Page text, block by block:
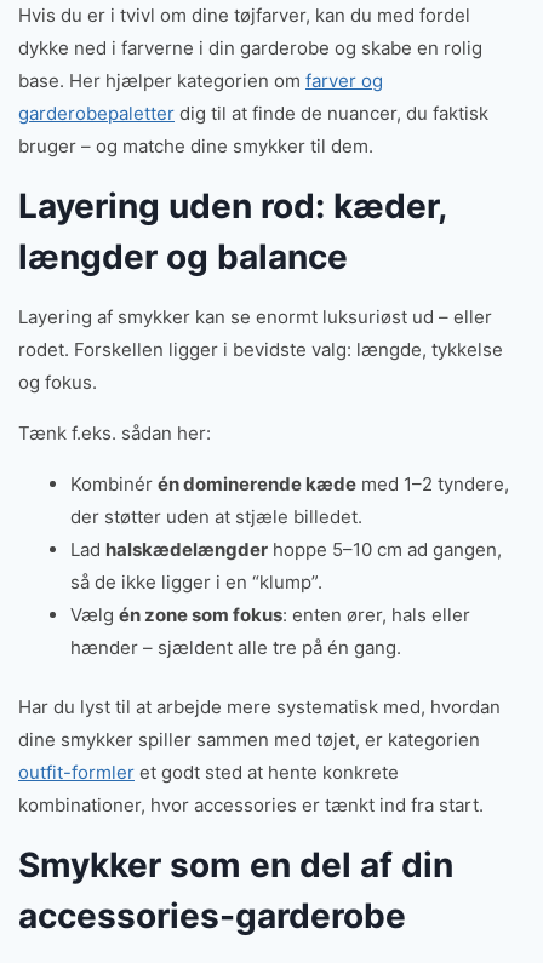
Hvis du er i tvivl om dine tøjfarver, kan du med fordel
dykke ned i farverne i din garderobe og skabe en rolig
base. Her hjælper kategorien om farver og
garderobepaletter dig til at finde de nuancer, du faktisk
bruger – og matche dine smykker til dem.
Layering uden rod: kæder,
længder og balance
Layering af smykker kan se enormt luksuriøst ud – eller
rodet. Forskellen ligger i bevidste valg: længde, tykkelse
og fokus.
Tænk f.eks. sådan her:
Kombinér én dominerende kædemed 1–2 tyndere,
der støtter uden at stjæle billedet.
Lad halskædelængderhoppe 5–10 cm ad gangen,
så de ikke ligger i en “klump”.
Vælg én zone som fokus: enten ører, hals eller
hænder – sjældent alle tre på én gang.
Har du lyst til at arbejde mere systematisk med, hvordan
dine smykker spiller sammen med tøjet, er kategorien
outfit-formler et godt sted at hente konkrete
kombinationer, hvor accessories er tænkt ind fra start.
Smykker som en del af din
accessories-garderobe